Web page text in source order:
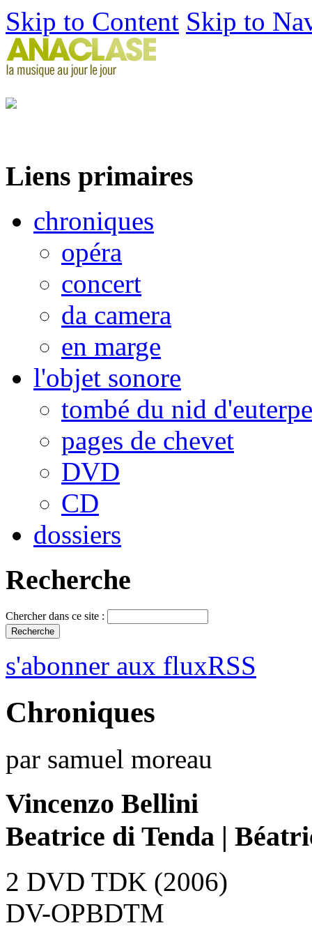
Skip to Content Skip to
Liens primaires
chroniques
opéra
concert
da camera
en marge
l'objet sonore
tombé du nid d'euterpe
pages de chevet
DVD
CD
dossiers
Recherche
Chercher dans ce site :
s'abonner aux fluxRSS
Chroniques
par samuel moreau
Vincenzo Bellini
Beatrice di Tenda |
2 DVD TDK (2006)
DV-OPBDTM